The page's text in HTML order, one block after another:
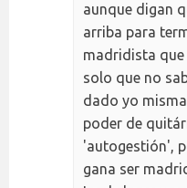
aunque digan
arriba para
madridista
solo que no
dado yo
poder de
'autogestión',
gana ser